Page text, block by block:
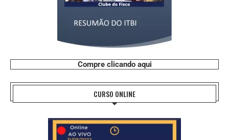
Compre clicando aqui
CURSO ONLINE